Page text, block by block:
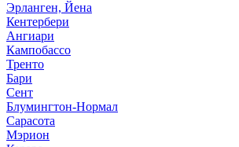
Эрланген, Йена
Кентербери
Ангиари
Кампобассо
Тренто
Бари
Сент
Блумингтон-Нормал
Сарасота
Мэрион